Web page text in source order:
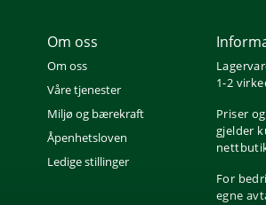
Om oss
Om oss
Våre tjenester
Miljø og bærekraft
Åpenhetsloven
Ledige stillinger
1-2
Priser
gjelder
For
egne